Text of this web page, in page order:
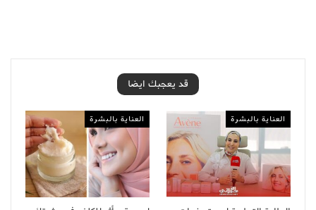
قد يعجبك ايضا
العناية بالبشرة العناية بالبشرة